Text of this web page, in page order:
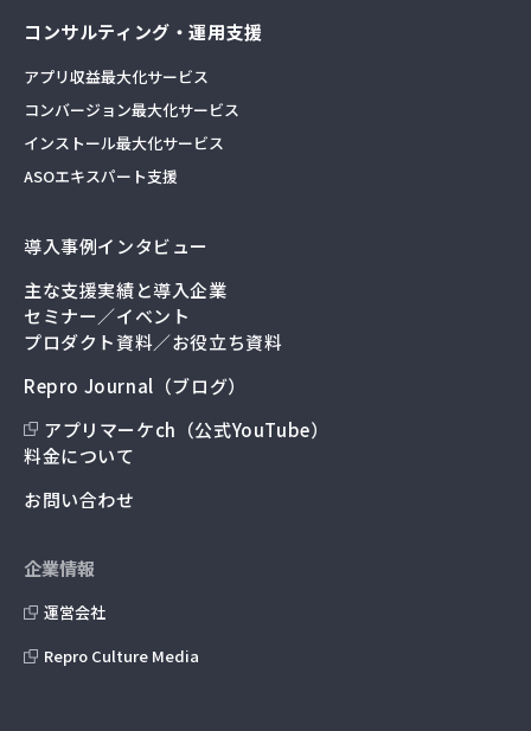
コンサルティング・運用支援
アプリ収益最大化サービス
コンバージョン最大化サービス
インストール最大化サービス
ASOエキスパート支援
導入事例インタビュー
主な支援実績と導入企業
セミナー／イベント
プロダクト資料／お役立ち資料
Repro Journal（ブログ）
アプリマーケch（公式YouTube）
料金について
お問い合わせ
企業情報
運営会社
Repro Culture Media